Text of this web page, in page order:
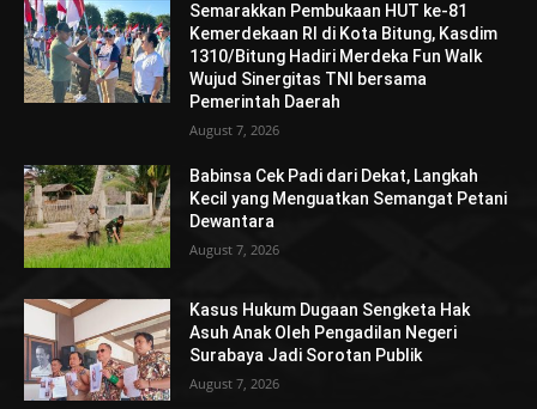
Semarakkan Pembukaan HUT ke-81
Kemerdekaan RI di Kota Bitung, Kasdim
1310/Bitung Hadiri Merdeka Fun Walk
Wujud Sinergitas TNI bersama
Pemerintah Daerah
August 7, 2026
Babinsa Cek Padi dari Dekat, Langkah
Kecil yang Menguatkan Semangat Petani
Dewantara
August 7, 2026
Kasus Hukum Dugaan Sengketa Hak
Asuh Anak Oleh Pengadilan Negeri
Surabaya Jadi Sorotan Publik
August 7, 2026